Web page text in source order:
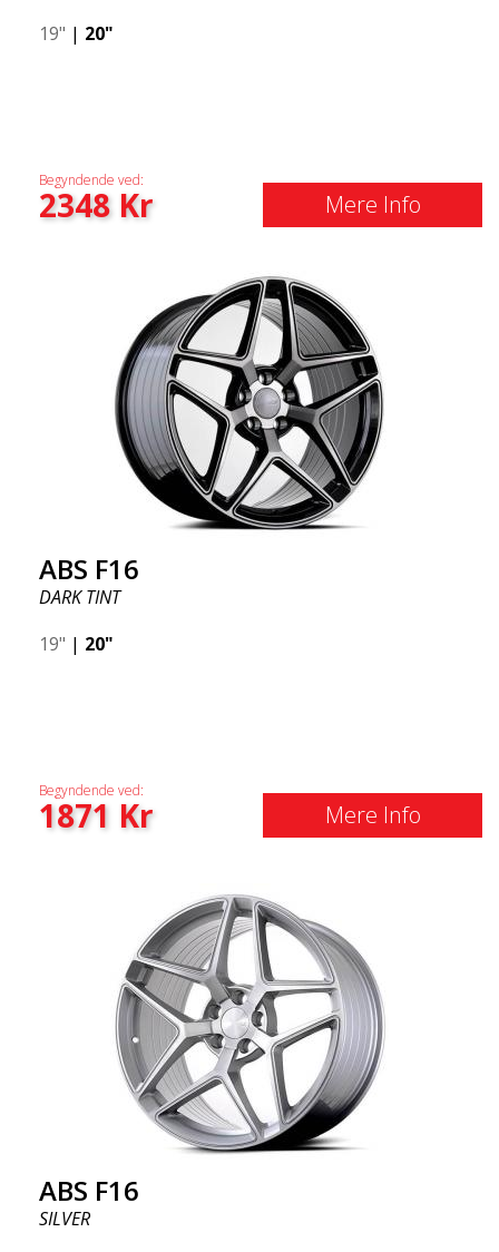
19" | 20"
Begyndende ved:
2348Kr Mere Info
ABS F16
DARK TINT
19" | 20"
Begyndende ved:
1871 Kr Mere Info
ABS F16
SILVER